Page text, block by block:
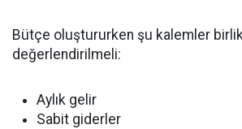
Bütçe oluştururken şu kalemler
değerlendirilmeli:
Aylık gelir
Sabit giderler